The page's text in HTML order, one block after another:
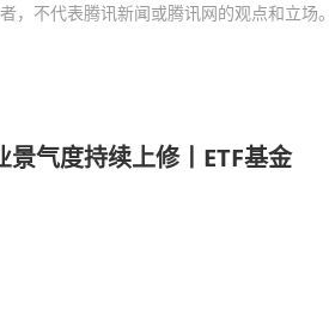
，不代表腾讯新闻或腾讯网的观点和立场。
景气度持续上修丨ETF基金